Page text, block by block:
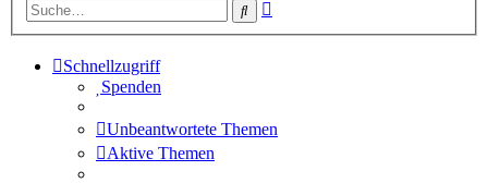
Suche
Schnellzugriff
Spenden
Unbeantwortete Themen
Aktive Themen